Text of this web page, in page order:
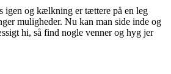
igen og kælkning er tættere på en leg
muligheder. Nu kan man side inde og
hi, så find nogle venner og hyg jer